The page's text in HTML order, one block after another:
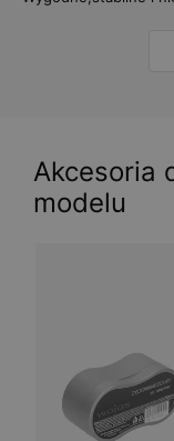
Akcesoria
modelu